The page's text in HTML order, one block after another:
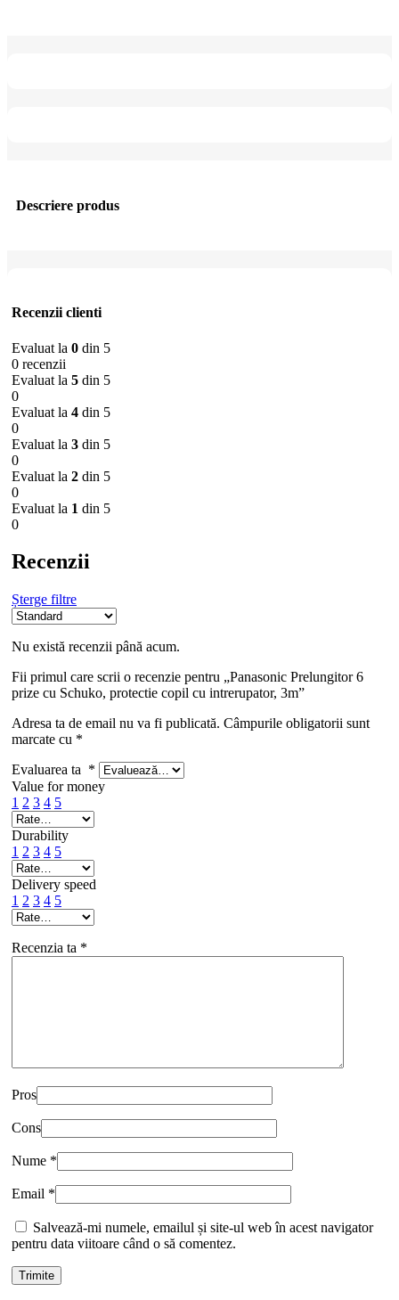
Descriere produs
Recenzii clienti
Evaluat la 0 din 5
0 recenzii
Evaluat la 5 din 5
0
Evaluat la 4 din 5
0
Evaluat la 3 din 5
0
Evaluat la 2 din 5
0
Evaluat la 1 din 5
0
Recenzii
Șterge filtre
Nu există recenzii până acum.
Fii primul care scrii o recenzie pentru „Panasonic Prelungitor 6
prize cu Schuko, protectie copil cu intrerupator, 3m”
Adresa ta de email nu va fi publicată. Câmpurile obligatorii sunt
marcate cu *
Evaluarea ta *
Value for money
1 2 3 4 5
Durability
1 2 3 4 5
Delivery speed
1 2 3 4 5
Recenzia ta *
Pros
Cons
Nume *
Email *
Salvează-mi numele, emailul și site-ul web în acest navigator
pentru data viitoare când o să comentez.